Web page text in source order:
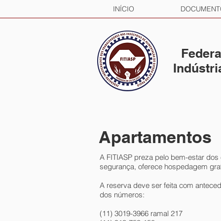
INÍCIO
Apartamentos
A FITIASP preza pelo bem-estar
segurança, oferece hospedagem
A reserva deve ser feita com
dos números:
(11) 3019-3966 ramal 217